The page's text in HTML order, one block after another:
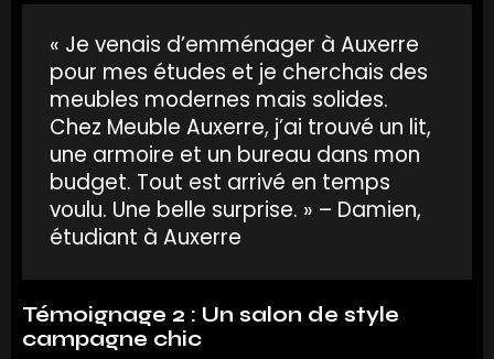
« Je venais d’emménager à Auxerre
pour mes études et je cherchais des
meubles modernes mais solides.
Chez Meuble Auxerre, j’ai trouvé un lit,
une armoire et un bureau dans mon
budget. Tout est arrivé en temps
voulu. Une belle surprise. » – Damien,
étudiant à Auxerre
Témoignage 2 : Un salon de style
campagne chic